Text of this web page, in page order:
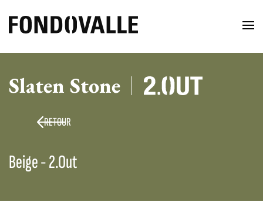
RETOUR
Slaten Stone
Beige - 2.Out